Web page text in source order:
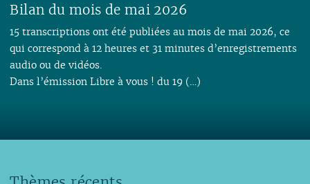
Bilan du mois de mai 2026
15 transcriptions ont été publiées au mois de mai 2026, ce
qui correspond à 12 heures et 31 minutes d’enregistrements
audio ou de vidéos.
Dans l’émission Libre à vous ! du 19 (…)